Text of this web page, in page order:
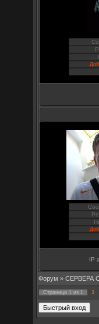
IP
Форум » СЕРВЕРА
Страница 1 из 1 1